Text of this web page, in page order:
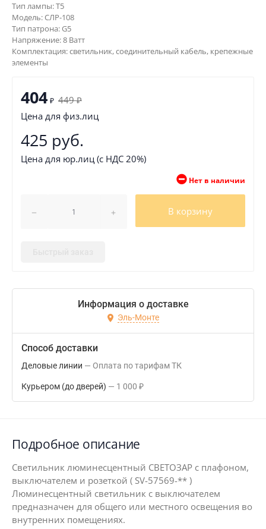
Тип лампы: Т5
Модель: СЛР-108
Тип патрона: G5
Напряжение: 8 Ватт
Комплектация: светильник, соединительный кабель, крепежные
элементы
404 ₽ 449 ₽
Цена для физ.лиц
425 руб.
Цена для юр.лиц (с НДС 20%)
Нет в наличии
В корзину
Информация о доставке
Эль-Монте
Способ доставки
Деловые линии Оплата по тарифам ТК
Курьером (до дверей) 1 000 ₽
Подробное описание
Светильник люминесцентный СВЕТОЗАР с плафоном,
выключателем и розеткой ( SV-57569-** )
Люминесцентный светильник с выключателем
предназначен для общего или местного освещения во
внутренних помещениях.